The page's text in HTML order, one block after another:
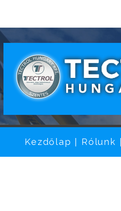
Kezdőlap Rólunk